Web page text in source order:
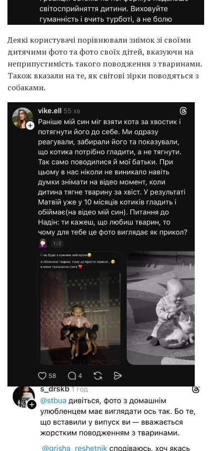
Деякі користувачі порівнювали знімок зі своїми
дитячими фото та фото своїх дітей, вказуючи на
неприпустимість такого поводження з тваринами.
Також вказали на те, як світові зірки поводяться з
собаками.